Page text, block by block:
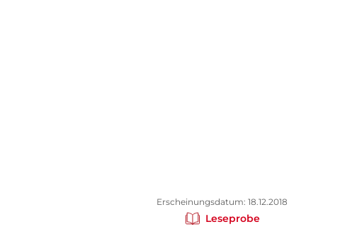
Erscheinungsdatum: 18.12.2018
Leseprobe